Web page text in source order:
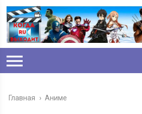
Главная › Аниме